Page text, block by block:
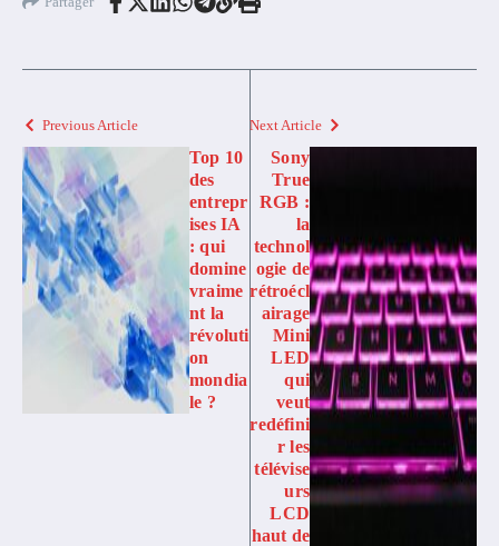
Previous Article
Top 10
des
entrepr
ises IA
: qui
domine
vraime
nt la
révoluti
on
mondia
le ?
Next Article
Sony
True
RGB :
la
technol
ogie de
rétroécl
airage
Mini
LED
qui
veut
redéfini
r les
télévise
urs
LCD
haut de